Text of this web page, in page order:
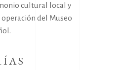
cultural local y
del Museo